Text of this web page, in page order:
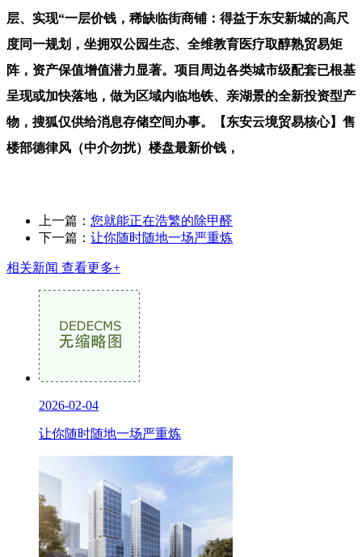
层、实现“一层价钱，稀缺临街商铺：得益于东安新城的高尺
度同一规划，坐拥双公园生态、全维教育医疗取醇熟贸易矩
阵，资产保值增值潜力显著。项目周边各类城市级配套已根基
呈现或加快落地，做为区域内临地铁、亲湖景的全新投资型产
物，搜狐仅供给消息存储空间办事。【东安云境贸易核心】售
楼部德律风（中介勿扰）楼盘最新价钱，
上一篇： 您就能正在浩繁的除甲醛
下一篇： 让你随时随地一场严重炼
相关新闻 查看更多+
2026-02-04
让你随时随地一场严重炼